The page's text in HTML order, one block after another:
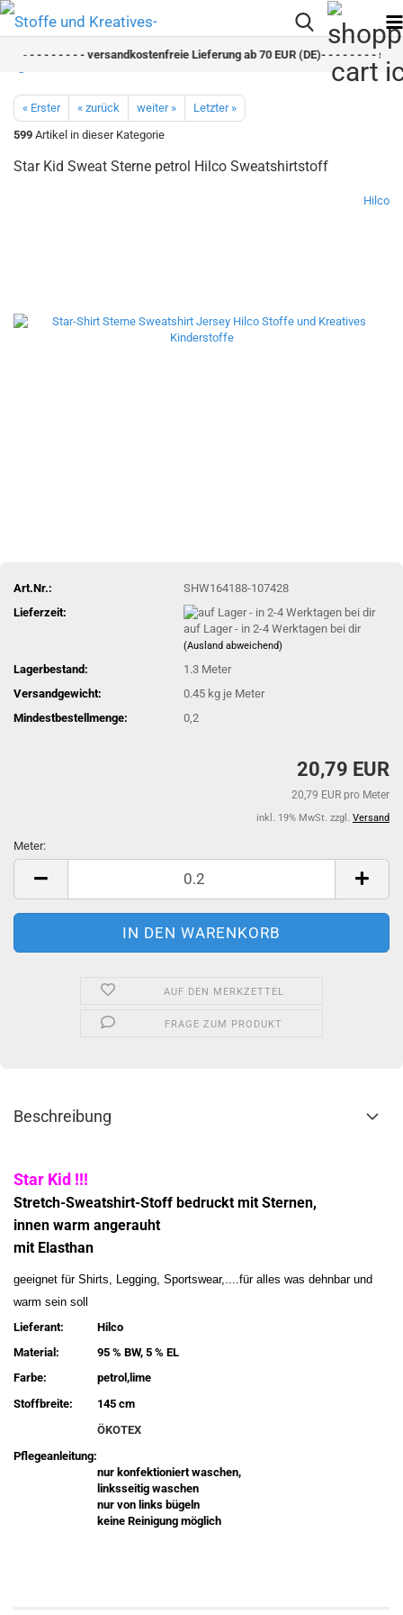
- - - - - - - - versandkostenfreie Lieferung ab 70 EUR (DE)- - - - - - - -
« Erster « zurück weiter »
Letzter »
599 Artikel in dieser Kategorie
Star Kid Sweat Sterne petrol Hilco Sweatshirtstoff
Hilco
Art.Nr.:
SHW164188-107428
Lieferzeit:
auf Lager - in 2-4 Werktagen bei dir
(Ausland abweichend)
Lagerbestand: 1.3 Meter
Versandgewicht:
0.45 kg je Meter
Mindestbestellmenge:
0,2
20,79 EUR
20,79 EUR pro Meter
inkl. 19% MwSt. zzgl. Versand
Meter:
Meter
AUF DEN MERKZETTEL
FRAGE ZUM PRODUKT
Beschreibung
Star Kid !!!
Stretch-Sweatshirt-Stoff bedruckt mit Sternen,
innen warm angerauht
mit Elasthan
geeignet für Shirts, Legging, Sportswear,....für alles was dehnbar und
warm sein soll
Lieferant:
Hilco
Material:
95 % BW, 5 % EL
Farbe:
petrol,lime
Stoffbreite:
145 cm
ÖKOTEX
Pflegeanleitung:
nur konfektioniert waschen,
linksseitig waschen
nur von links bügeln
keine Reinigung möglich